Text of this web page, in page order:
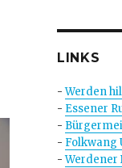
LINKS
-Werden
- Essener
-
- Folkwang
-Werdener